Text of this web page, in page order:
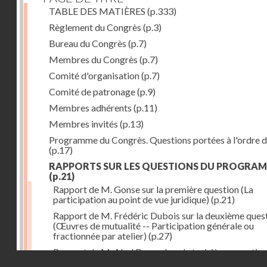
TABLE DES MATIÈRES (p.333)
Règlement du Congrès (p.3)
Bureau du Congrès (p.7)
Membres du Congrès (p.7)
Comité d'organisation(p.7)
Comité de patronage(p.9)
Membres adhérents (p.11)
Membres invités (p.13)
Programme du Congrès. Questions portées à l'ordre
(p.17)
RAPPORTS SUR LES QUESTIONS DU
(p.21)
Rapport de M. Gonse sur la première question (La
participation au point de vue juridique) (p.21)
Rapport de M. Frédéric Dubois sur la deuxième
(Œuvres de mutualité -- Participation générale ou
fractionnée par atelier) (p.27)
Rapport de M. Abel Davaud sur la troisième question